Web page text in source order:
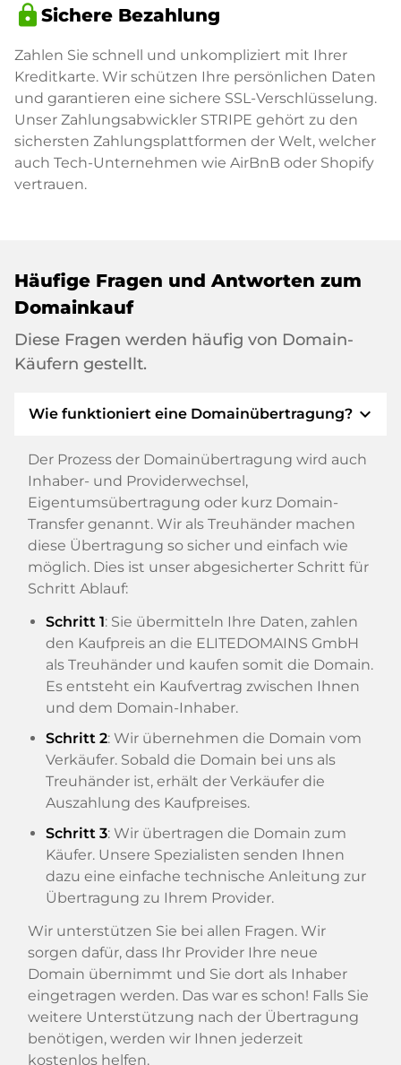
lock Sichere Bezahlung
Zahlen Sie schnell und unkompliziert mit Ihrer
Kreditkarte. Wir schützen Ihre persönlichen Daten
und garantieren eine sichere SSL-Verschlüsselung.
Unser Zahlungsabwickler STRIPE gehört zu den
sichersten Zahlungsplattformen der Welt, welcher
auch Tech-Unternehmen wie AirBnB oder Shopify
vertrauen.
Häufige Fragen und Antworten zum
Domainkauf
Diese Fragen werden häufig von Domain-
Käufern gestellt.
Wie funktioniert eine Domainübertragung? expand_more
Der Prozess der Domainübertragung wird auch
Inhaber- und Providerwechsel,
Eigentumsübertragung oder kurz Domain-
Transfer genannt. Wir als Treuhänder machen
diese Übertragung so sicher und einfach wie
möglich. Dies ist unser abgesicherter Schritt für
Schritt Ablauf:
Schritt 1: Sie übermitteln Ihre Daten, zahlen
den Kaufpreis an die ELITEDOMAINS GmbH
als Treuhänder und kaufen somit die Domain.
Es entsteht ein Kaufvertrag zwischen Ihnen
und dem Domain-Inhaber.
Schritt 2: Wir übernehmen die Domain vom
Verkäufer. Sobald die Domain bei uns als
Treuhänder ist, erhält der Verkäufer die
Auszahlung des Kaufpreises.
Schritt 3: Wir übertragen die Domain zum
Käufer. Unsere Spezialisten senden Ihnen
dazu eine einfache technische Anleitung zur
Übertragung zu Ihrem Provider.
Wir unterstützen Sie bei allen Fragen. Wir
sorgen dafür, dass Ihr Provider Ihre neue
Domain übernimmt und Sie dort als Inhaber
eingetragen werden. Das war es schon! Falls Sie
weitere Unterstützung nach der Übertragung
benötigen, werden wir Ihnen jederzeit
kostenlos helfen.